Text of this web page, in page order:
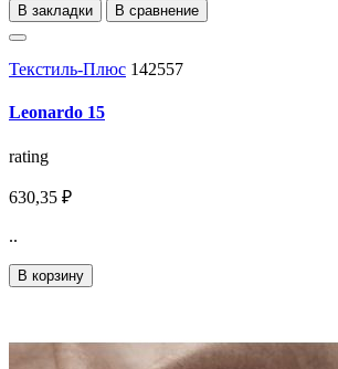
В закладки В сравнение
Текстиль-Плюс 142557
Leonardo 15
rating
630,35 ₽
..
В корзину